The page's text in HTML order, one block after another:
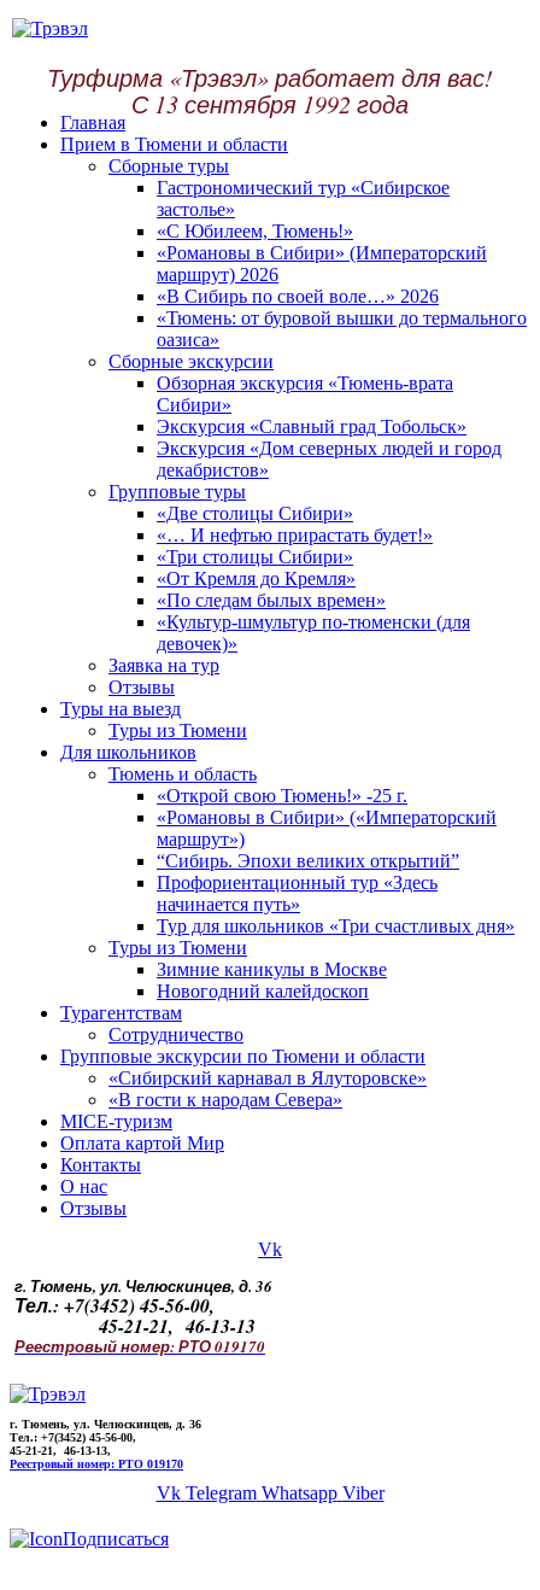
Турфирма «Трэвэл» работает для вас!
С 13 сентября 1992 года
Главная
Прием в Тюмени и области
Сборные туры
Гастрономический тур «Сибирское
застолье»
«С Юбилеем, Тюмень!»
«Романовы в Сибири» (Императорский
маршрут) 2026
«В Сибирь по своей воле…» 2026
«Тюмень: от буровой вышки до термального
оазиса»
Сборные экскурсии
Обзорная экскурсия «Тюмень-врата
Сибири»
Экскурсия «Славный град Тобольск»
Экскурсия «Дом северных людей и город
декабристов»
Групповые туры
«Две столицы Сибири»
«… И нефтью прирастать будет!»
«Три столицы Сибири»
«От Кремля до Кремля»
«По следам былых времен»
«Культур-шмультур по-тюменски (для
девочек)»
Заявка на тур
Отзывы
Туры на выезд
Туры из Тюмени
Для школьников
Тюмень и область
«Открой свою Тюмень!» -25 г.
«Романовы в Сибири» («Императорский
маршрут»)
“Сибирь. Эпохи великих открытий”
Профориентационный тур «Здесь
начинается путь»
Тур для школьников «Три счастливых дня»
Туры из Тюмени
Зимние каникулы в Москве
Новогодний калейдоскоп
Турагентствам
Сотрудничество
Групповые экскурсии по Тюмени и области
«Сибирский карнавал в Ялуторовске»
«В гости к народам Севера»
MICE-туризм
Оплата картой Мир
Контакты
О нас
Отзывы
Vk
г. Тюмень, ул. Челюскинцев, д. 36
Тел.: +7(3452) 45-56-00,
45-21-21, 46-13-13
Реестровый номер: РТО 019170
г. Тюмень, ул. Челюскинцев, д. 36
Тел.: +7(3452) 45-56-00,
45-21-21, 46-13-13,
Реестровый номер: РТО 019170
Vk Telegram Whatsapp Viber
Подписаться